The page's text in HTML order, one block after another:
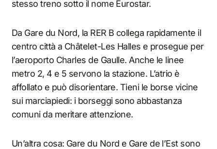
stesso treno sotto il nome Eurostar.
Da Gare du Nord, la RER B collega rapidamente il
centro città a Châtelet-Les Halles e prosegue per
l’aeroporto Charles de Gaulle. Anche le linee
metro 2, 4 e 5 servono la stazione. L’atrio è
affollato e può disorientare. Tieni le borse vicine
sui marciapiedi: i borseggi sono abbastanza
comuni da meritare attenzione.
Un’altra cosa: Gare du Nord e Gare de l’Est sono